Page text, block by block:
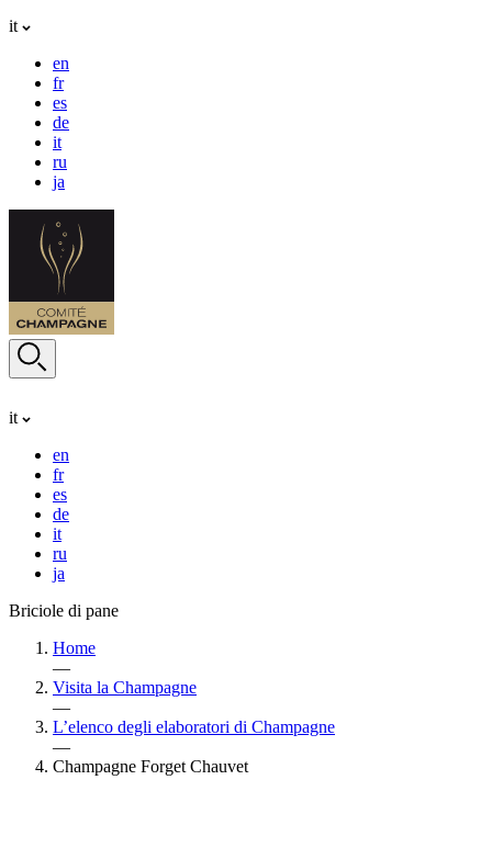
it
en
fr
es
de
it
ru
ja
it
en
fr
es
de
it
ru
ja
Briciole di pane
Home
—
Visita la Champagne
—
L’elenco degli elaboratori di Champagne
—
Champagne Forget Chauvet